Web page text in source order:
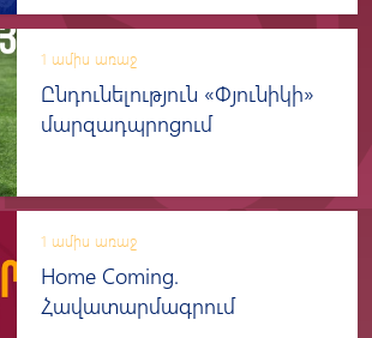
1 ամիս առաջ
Ընդունելություն «Փյունիկի»
մարզադպրոցում
1 ամիս առաջ
Home Coming.
Հավատարմագրում